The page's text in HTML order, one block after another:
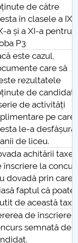
UPB
de către
în clasele a IX-
a și a XI-a pentru
P3
este cazul,
care să
rezultatele
de candidat
de activități
pe care
le-a
de liceu.
achitării taxei
înscriere la
dovadă prin care
faptul că poate
de această taxă
de înscriere
semnată de